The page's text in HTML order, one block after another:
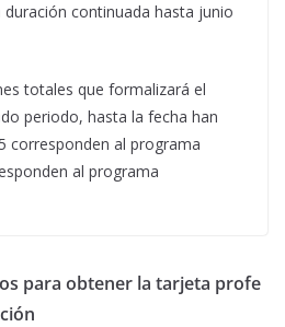
continuada hasta junio
totales que formalizará el
periodo, hasta la fecha han
corresponden al programa
al programa
para obtener la tarjeta profe